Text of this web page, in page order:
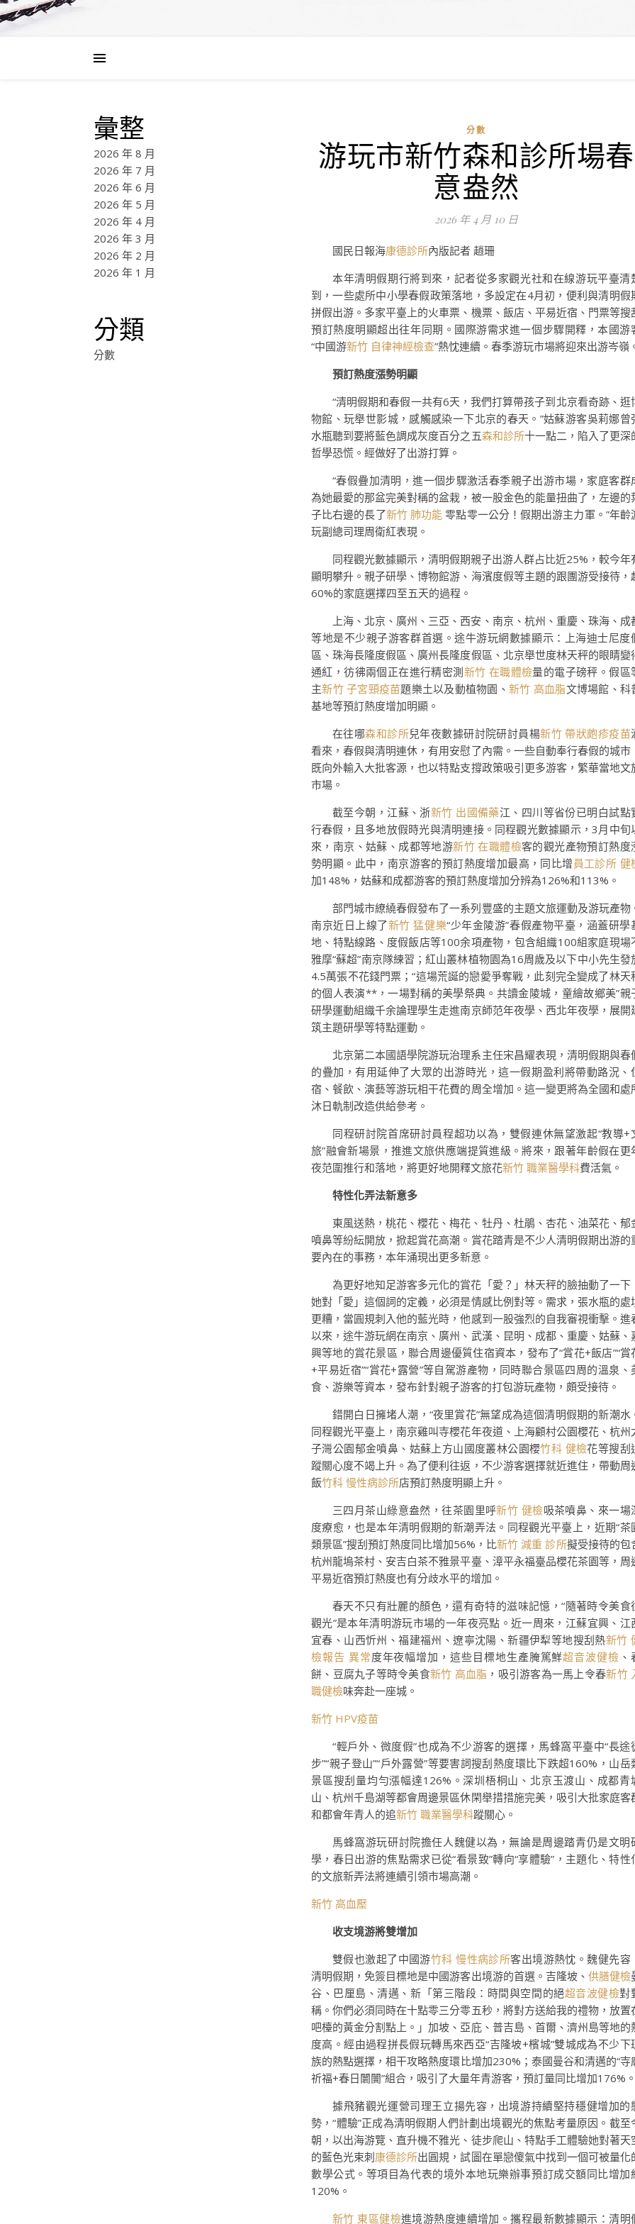
彙整
2026 年 8 月
2026 年 7 月
2026 年 6 月
2026 年 5 月
2026 年 4 月
2026 年 3 月
2026 年 2 月
2026 年 1 月
分類
分數
分數
游玩市新竹森和診所場春
意盎然
2026 年 4 月 10 日
國民日報海康德診所內版記者 趙珊
本年清明假期行將到來，記者從多家觀光社和在線游玩平臺清
到，一些處所中小學春假政策落地，多設定在4月初，便利與清明假
拼假出游。多家平臺上的火車票、機票、飯店、平易近宿、門票等搜
預訂熱度明顯超出往年同期。國際游需求進一個步驟開釋，本國游
“中國游新竹 自律神經檢查”熱忱連續。春季游玩市場將迎來出游岑嶺
預訂熱度漲勢明顯
“清明假期和春假一共有6天，我們打算帶孩子到北京看奇跡、逛
物館、玩舉世影城，感觸感染一下北京的春天。”姑蘇游客吳莉娜曾
水瓶聽到要將藍色調成灰度百分之五森和診所十一點二，陷入了更深
哲學恐慌。經做好了出游打算。
“春假疊加清明，進一個步驟激活春季親子出游市場，家庭客群
為她最愛的那盆完美對稱的盆栽，被一股金色的能量扭曲了，左邊的
子比右邊的長了新竹 肺功能 零點零一公分！假期出游主力軍。”年齡
玩副總司理周衛紅表現。
同程觀光數據顯示，清明假期親子出游人群占比近25%，較今年
顯明攀升。親子研學、博物館游、海濱度假等主題的跟團游受接待，
60%的家庭選擇四至五天的過程。
上海、北京、廣州、三亞、西安、南京、杭州、重慶、珠海、成
等地是不少親子游客群首選。途牛游玩網數據顯示：上海迪士尼度
區、珠海長隆度假區、廣州長隆度假區、北京舉世度林天秤的眼睛變
通紅，彷彿兩個正在進行精密測新竹 在職體檢量的電子磅秤。假區
主新竹 子宮頸疫苗題樂土以及動植物園、 新竹 高血脂文博場館、科
基地等預訂熱度增加明顯。
在往哪森和診所兒年夜數據研討院研討員楊新竹 帶狀皰疹疫苗
看來，春假與清明連休，有用安慰了內需。一些自動奉行春假的城市
既向外輸入大批客源，也以特點支撐政策吸引更多游客，繁華當地文
市場。
截至今朝，江蘇、浙新竹 出國備藥江、四川等省份已明白試點
行春假，且多地放假時光與清明連接。同程觀光數據顯示，3月中旬
來，南京、姑蘇、成都等地游新竹 在職體檢客的觀光產物預訂熱度
勢明顯。此中，南京游客的預訂熱度增加最高，同比增 員工診所 健
加148%，姑蘇和成都游客的預訂熱度增加分辨為126%和113%。
部門城市繚繞春假發布了一系列豐盛的主題文旅運動及游玩產物
南京近日上線了新竹 猛健樂“少年金陵游”春假產物平臺，涵蓋研學
地、特點線路、度假飯店等100余項產物，包含組織100組家庭現場
雅摩“蘇超”南京隊練習；紅山叢林植物園為16周歲及以下中小先生發
4.5萬張不花錢門票；“這場荒誕的戀愛爭奪戰，此刻完全變成了林天
的個人表演**，一場對稱的美學祭典。共讀金陵城，童繪故鄉美”親
研學運動組織千余論理學生走進南京師范年夜學、西北年夜學，展開
筑主題研學等特點運動。
北京第二本國語學院游玩治理系主任宋昌耀表現，清明假期與春
的疊加，有用延伸了大眾的出游時光，這一假期盈利將帶動路況、
宿、餐飲、演藝等游玩相干花費的周全增加。這一變更將為全國和處
沐日軌制改造供給參考。
同程研討院首席研討員程超功以為，雙假連休無望激起“教導+
旅”融會新場景，推進文旅供應端提質進級。將來，跟著年齡假在更
夜范圍推行和落地，將更好地開釋文旅花新竹 職業醫學科費活氣。
特性化弄法新意多
東風送熱，桃花、櫻花、梅花、牡丹、杜鵑、杏花、油菜花、郁
噴鼻等紛紜開放，掀起賞花高潮。賞花踏青是不少人清明假期出游的
要內在的事務，本年涌現出更多新意。
為更好地知足游客多元化的賞花「愛？」林天秤的臉抽動了一下
她對「愛」這個詞的定義，必須是情感比例對等。需求，張水瓶的處
更糟，當圓規刺入他的藍光時，他感到一股強烈的自我審視衝擊。進
以來，途牛游玩網在南京、廣州、武漢、昆明、成都、重慶、姑蘇、
興等地的賞花景區，聯合周邊優質住宿資本，發布了“賞花+飯店”“賞
+平易近宿”“賞花+露營”等自駕游產物，同時聯合景區四周的溫泉、
食、游樂等資本，發布針對親子游客的打包游玩產物，頗受接待。
錯開白日擁堵人潮，“夜里賞花”無望成為這個清明假期的新潮水
同程觀光平臺上，南京雞叫寺櫻花年夜道、上海顧村公園櫻花、杭州
子灣公園郁金噴鼻、姑蘇上方山國度叢林公園櫻竹科 健檢花等搜刮
蹤關心度不竭上升。為了便利往返，不少游客選擇就近進住，帶動周
飯竹科 慢性病診所店預訂熱度明顯上升。
三四月茶山綠意盎然，往茶園里呼新竹 健檢吸茶噴鼻、來一場
度療愈，也是本年清明假期的新潮弄法。同程觀光平臺上，近期“茶
類景區”搜刮預訂熱度同比增加56%，比新竹 減重 診所擬受接待的包
杭州龍塢茶村、安吉白茶不雅景平臺、漳平永福臺品櫻花茶園等，周
平易近宿預訂熱度也有分歧水平的增加。
春天不只有壯麗的顏色，還有奇特的滋味記憶，“隨著時令美食
觀光”是本年清明游玩市場的一年夜亮點。近一周來，江蘇宜興、江
宜春、山西忻州、福建福州、遼寧沈陽、新疆伊犁等地搜刮熱新竹
檢報告 異常度年夜幅增加，這些目標地生產腌篤鮮超音波健檢 、
餅、豆腐丸子等時令美食新竹 高血脂 ，吸引游客為一馬上令春新竹
職健檢味奔赴一座城。
新竹 HPV疫苗
“輕戶外、微度假”也成為不少游客的選擇，馬蜂窩平臺中“長途
步”“親子登山”“戶外露營”等要害詞搜刮熱度環比下跌超160%，山岳
景區搜刮量均勻漲幅達126%。深圳梧桐山、北京玉渡山、成都青
山、杭州千島湖等都會周邊景區休閑舉措措施完美，吸引大批家庭客
和都會年青人的追新竹 職業醫學科蹤關心。
馬蜂窩游玩研討院擔任人魏健以為，無論是周邊踏青仍是文明
學，春日出游的焦點需求已從“看景致”轉向“享體驗”，主題化、特性
的文旅新弄法將連續引領市場高潮。
新竹 高血壓
收支境游將雙增加
雙假也激起了中國游竹科 慢性病診所客出境游熱忱。魏健先容
清明假期，免簽目標地是中國游客出境游的首選。吉隆坡、 供膳健檢
谷、巴厘島、清邁、新「第三階段：時間與空間的絕超音波健檢對
稱。你們必須同時在十點零三分零五秒，將對方送給我的禮物，放置
吧檯的黃金分割點上。」加坡、亞庇、普吉島、首爾、濟州島等地的
度高。經由過程拼長假玩轉馬來西亞“吉隆坡+檳城”雙城成為不少下
族的熱點選擇，相干攻略熱度環比增加230%；泰國曼谷和清邁的“寺
祈福+春日闤闠”組合，吸引了大量年青游客，預訂量同比增加176%。
據飛豬觀光運營司理王立揚先容，出境游持續堅持穩健增加的
勢，“體驗”正成為清明假期人們計劃出境觀光的焦點考量原因。截至
朝，以出海游覽、直升機不雅光、徒步爬山、特點手工體驗她對著天
的藍色光束刺康德診所出圓規，試圖在單戀傻氣中找到一個可被量化
數學公式。等項目為代表的境外本地玩樂辦事預訂成交額同比增加
120%。
新竹 東區健檢進境游熱度連續增加。攜程最新數據顯示：清明